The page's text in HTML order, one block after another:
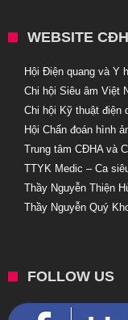
WEBSITE
Hội Điện quang và Y
Chi hội Siêu âm Việt
Chi hội Kỹ thuật điện
Hội Chẩn đoán hình
Trung tâm CĐHA và
TTYK Medic – Ca
Thầy Nguyễn Thiện
Thầy Nguyễn Quý
FOLLOW US